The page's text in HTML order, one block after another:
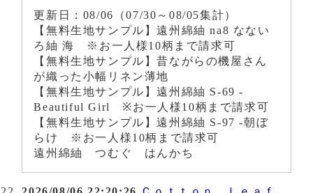
更新日：08/06（07/30～08/05集計）
【無料生地サンプル】遠州綿紬 na8 なない
ろ紬 海 ※お一人様10柄まで請求可
【無料生地サンプル】昔ながらの機屋さん
が織った小幅リネン薄地
【無料生地サンプル】遠州綿紬 S-69 -
Beautiful Girl ※お一人様10柄まで請求可
【無料生地サンプル】遠州綿紬 S-97 -朝ぼ
らけ ※お一人様10柄まで請求可
遠州綿紬 つむぐ はんかち